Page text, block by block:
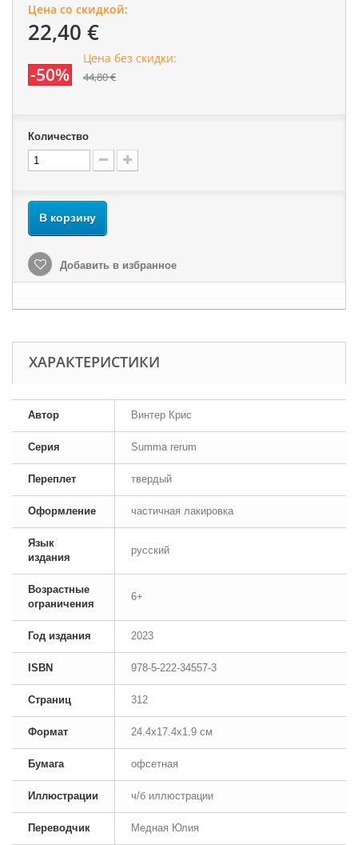
Цена со скидкой:
22,40 €
-50%
Цена без скидки:
44,80 €
Количество
В корзину
Добавить в избранное
ХАРАКТЕРИСТИКИ
Автор Винтер Крис
Серия Summa rerum
Переплет твердый
Оформление частичная лакировка
Язык
издания
русский
Возрастные
ограничения
6+
Год издания 2023
ISBN 978-5-222-34557-3
Страниц 312
Формат 24.4x17.4x1.9 см
Бумага офсетная
Иллюстрации ч/б иллюстрации
Переводчик Медная Юлия